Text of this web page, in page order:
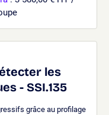
les
- SSI.135
grâce au profilage